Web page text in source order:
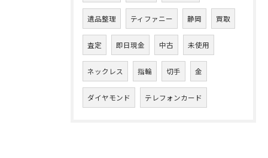
遺品整理 ティファニー 静岡 買取
査定 即日現金 中古 未使用
ネックレス 指輪 切手 金
ダイヤモンド テレフォンカード